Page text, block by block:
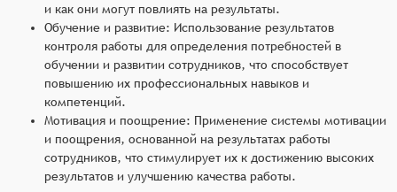
и как они могут повлиять на результаты.
Обучение и развитие: Использование результатов
контроля работы для определения потребностей в
обучении и развитии сотрудников, что способствует
повышению их профессиональных навыков и
компетенций.
Мотивация и поощрение: Применение системы мотивации
и поощрения, основанной на результатах работы
сотрудников, что стимулирует их к достижению высоких
результатов и улучшению качества работы.